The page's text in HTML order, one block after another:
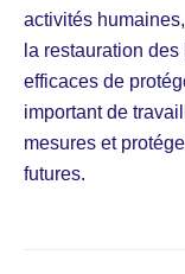
activités
la restauration
efficaces de
important de
mesures et
futures.